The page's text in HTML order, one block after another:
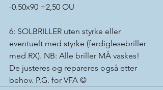
-0.50x90 +2,50 OU
6: SOLBRILLER uten styrke eller
eventuelt med styrke (ferdiglesebriller
med RX). NB: Alle briller MÅ vaskes!
De justeres og repareres også etter
behov. P.G. for VFA ©